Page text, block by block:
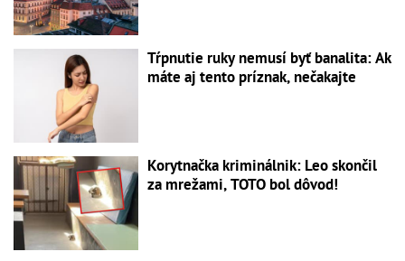
Tŕpnutie ruky nemusí byť banalita: Ak
máte aj tento príznak, nečakajte
Korytnačka kriminálnik: Leo skončil
za mrežami, TOTO bol dôvod!